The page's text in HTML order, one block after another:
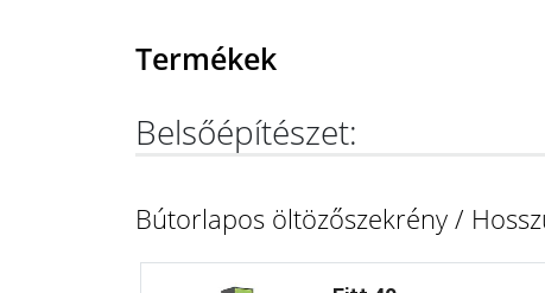
Termékek
Belsőépítészet:
Bútorlapos öltözőszekrény /